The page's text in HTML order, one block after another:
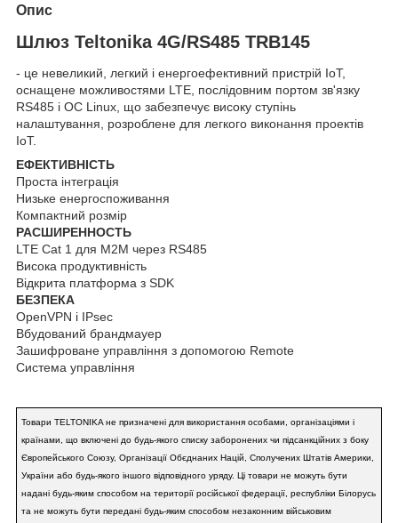
Опис
Шлюз Teltonika 4G/RS485 TRB145
- це невеликий, легкий і енергоефективний пристрій IoT,
оснащене можливостями LTE, послідовним портом зв'язку
RS485 і ОС Linux, що забезпечує високу ступінь
налаштування, розроблене для легкого виконання проектів
IoT.
ЕФЕКТИВНІСТЬ
Проста інтеграція
Низьке енергоспоживання
Компактний розмір
РАСШИРЕННОСТЬ
LTE Cat 1 для M2M через RS485
Висока продуктивність
Відкрита платформа з SDK
БЕЗПЕКА
OpenVPN і IPsec
Вбудований брандмауер
Зашифроване управління з допомогою Remote
Система управління
Товари TELTONIKA не призначені для використання особами, організаціями і
країнами, що включені до будь-якого списку заборонених чи підсанкційних з боку
Європейського Союзу, Організації Обєднаних Націй, Сполучених Штатів Америки,
України або будь-якого іншого відповідного уряду. Ці товари не можуть бути
надані будь-яким способом на території російської федерації, республіки Білорусь
та не можуть бути передані будь-яким способом незаконним військовим